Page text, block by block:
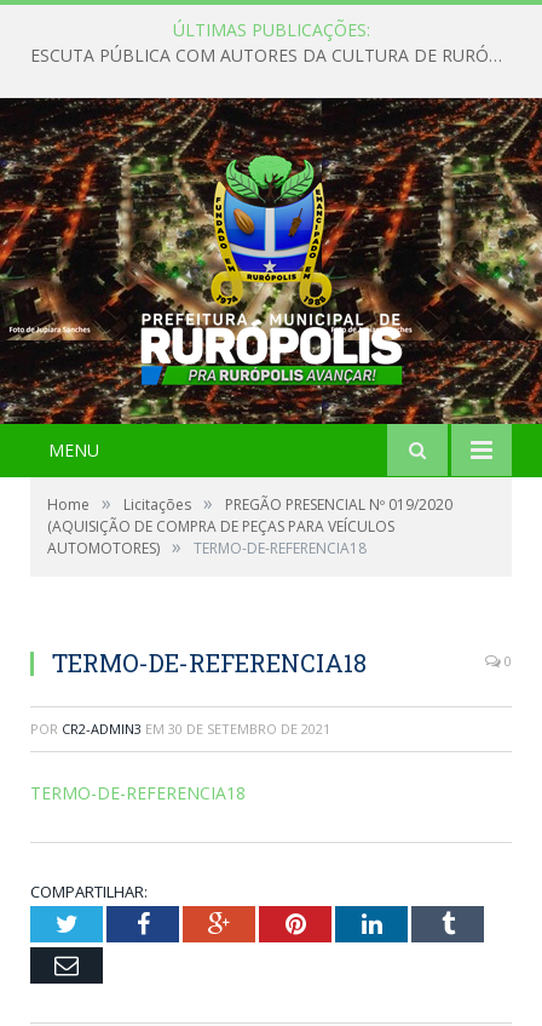
ÚLTIMAS PUBLICAÇÕES:
ESCUTA PÚBLICA COM AUTORES DA CULTURA DE RURÓPOLIS
MENU
Home » Licitações »
PREGÃO PRESENCIAL Nº 019/2020
(AQUISIÇÃO DE COMPRA DE PEÇAS PARA VEÍCULOS
AUTOMOTORES) » TERMO-DE-REFERENCIA18
TERMO-DE-REFERENCIA18 0
POR CR2-ADMIN3 EM 30 DE SETEMBRO DE 2021
TERMO-DE-REFERENCIA18
COMPARTILHAR:
TwitterFacebookGoogle+PinterestLinkedInTumblr
Email